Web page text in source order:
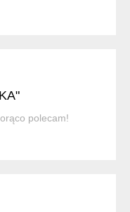
polecam!